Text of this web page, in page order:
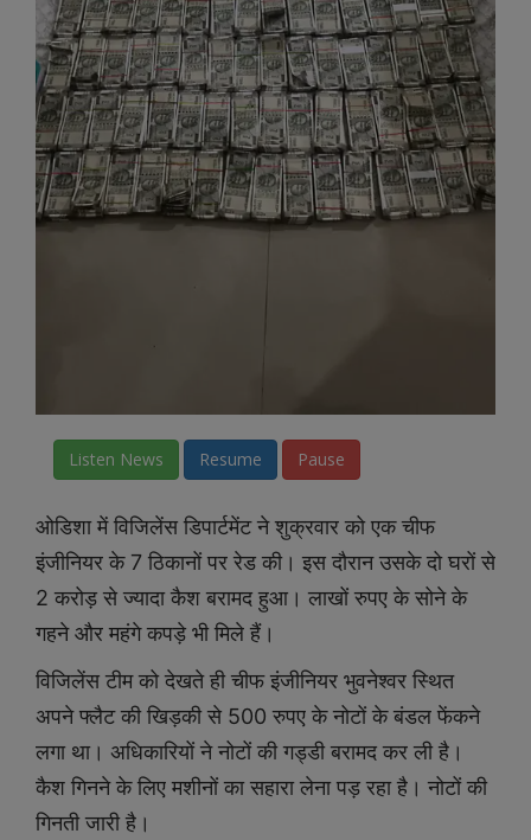
Listen News Resume Pause
ओडिशा में विजिलेंस डिपार्टमेंट ने शुक्रवार को एक चीफ
इंजीनियर के 7 ठिकानों पर रेड की। इस दौरान उसके दो घरों से
2 करोड़ से ज्यादा कैश बरामद हुआ। लाखों रुपए के सोने के
गहने और महंगे कपड़े भी मिले हैं।
विजिलेंस टीम को देखते ही चीफ इंजीनियर भुवनेश्वर स्थित
अपने फ्लैट की खिड़की से 500 रुपए के नोटों के बंडल फेंकने
लगा था। अधिकारियों ने नोटों की गड्डी बरामद कर ली है।
कैश गिनने के लिए मशीनों का सहारा लेना पड़ रहा है। नोटों की
गिनती जारी है।